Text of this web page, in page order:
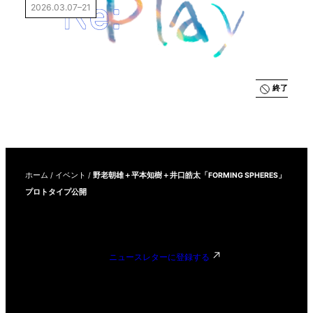
2026.03.07–21
終了
ホーム / イベント / 野老朝雄＋平本知樹＋井口皓太「FORMING SPHERES」
プロトタイプ公開
ニュースレターに登録する